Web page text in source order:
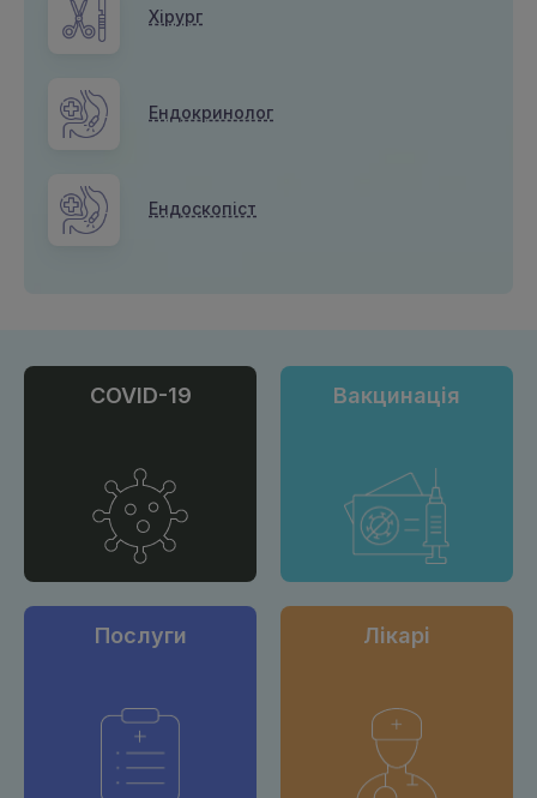
Хірург
Ендокринолог
Ендоскопіст
COVID-19 Вакцинація
Послуги Лікарі